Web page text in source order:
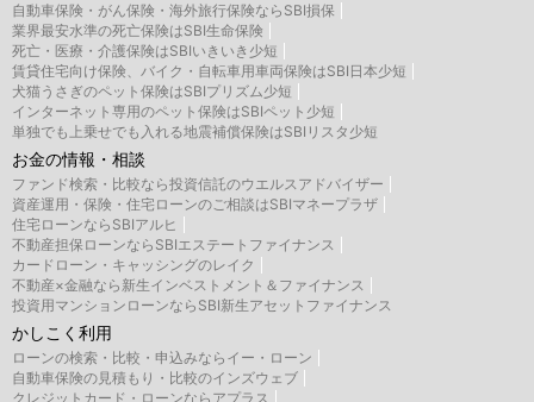
自動車保険・がん保険・海外旅行保険ならSBI損保
業界最安水準の死亡保険はSBI生命保険
死亡・医療・介護保険はSBIいきいき少短
賃貸住宅向け保険、バイク・自転車用車両保険はSBI日本少短
犬猫うさぎのペット保険はSBIプリズム少短
インターネット専用のペット保険はSBIペット少短
単独でも上乗せでも入れる地震補償保険はSBIリスタ少短
お金の情報・相談
ファンド検索・比較なら投資信託のウエルスアドバイザー
資産運用・保険・住宅ローンのご相談はSBIマネープラザ
住宅ローンならSBIアルヒ
不動産担保ローンならSBIエステートファイナンス
カードローン・キャッシングのレイク
不動産×金融なら新生インベストメント＆ファイナンス
投資用マンションローンならSBI新生アセットファイナンス
かしこく利用
ローンの検索・比較・申込みならイー・ローン
自動車保険の見積もり・比較のインズウェブ
クレジットカード・ローンならアプラス